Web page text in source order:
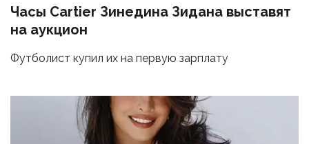
Часы Cartier Зинедина Зидана выставят
на аукцион
Футболист купил их на первую зарплату